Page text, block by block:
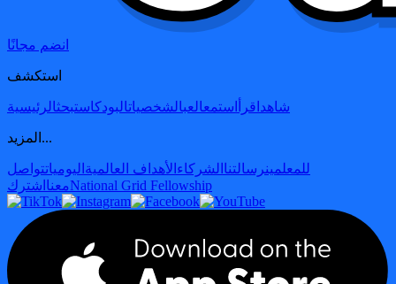
انضم مجانًا
استكشف
شاهد اقرأ استمعالعبالشخصياتالبودكاستبحثالرئيسية
المزيد...
للمعلمينرسالتنا الشركاء الأهداف العالمية اليومياتتواصل
معنا اشترك National Grid Fellowship